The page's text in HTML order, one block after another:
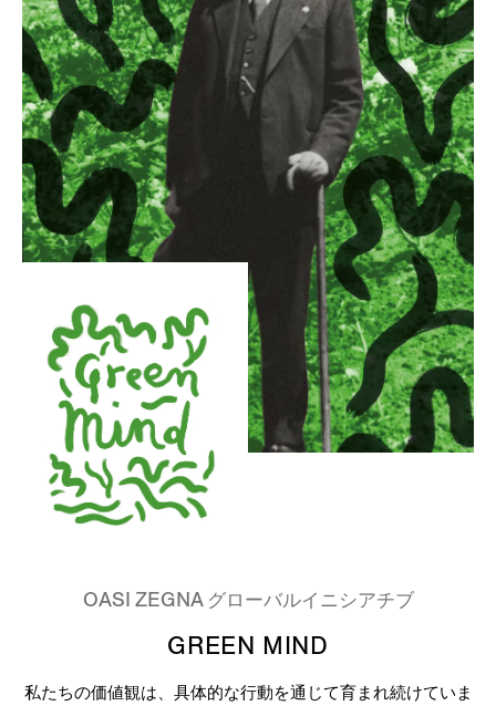
OASI ZEGNA グローバルイニシアチブ
GREEN MIND
私たちの価値観は、具体的な行動を通じて育まれ続けていま